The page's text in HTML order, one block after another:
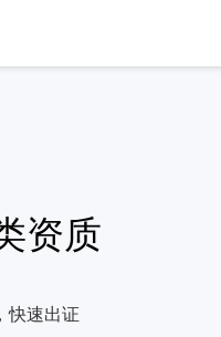
资质
快速出证